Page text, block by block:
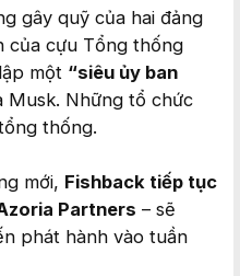
gây quỹ của hai đảng
của cựu Tổng thống
một “siêu ủy ban
Musk. Những tổ chức
thống.
mới, Fishback tiếp tục
Partners – sẽ
phát hành vào tuần